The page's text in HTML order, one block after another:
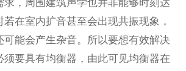
求，周围建筑声学也并非能够时刻达
在室内扩音甚至会出现共振现象，
可能会产生杂音。所以要想有效解决
须要具有均衡器，由此可见均衡器在